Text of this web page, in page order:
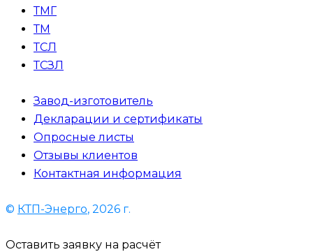
ТМГ
ТМ
ТСЛ
ТСЗЛ
Завод-изготовитель
Декларации и сертификаты
Опросные листы
Отзывы клиентов
Контактная информация
© КТП-Энерго, 2026 г.
Оставить заявку на расчёт